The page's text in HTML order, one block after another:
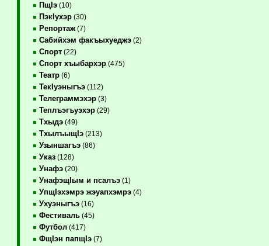
ПщIэ(10)
ПэкIухэр(30)
Репортаж(7)
Сабийхэм факъыхуеджэ(2)
Спорт(22)
Спорт хъыбархэр(475)
Театр(6)
ТекIуэныгъэ(112)
Телеграммэхэр(3)
Теплъэгъуэхэр(29)
Тхыдэ(49)
ТхылъыщIэ(213)
Узыншагъэ(86)
Указ(128)
Унафэ(20)
УнафэщIым и псалъэ(1)
УпщIэхэмрэ жэуапхэмрэ(4)
Ухуэныгъэ(16)
Фестиваль(45)
Футбол(417)
ФщIэн папщIэ(7)